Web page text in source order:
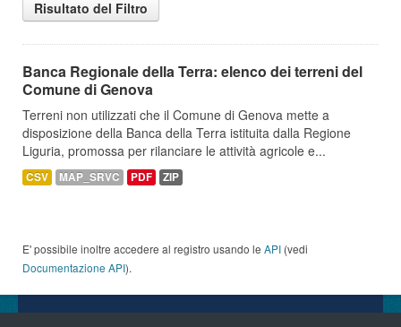
Risultato del Filtro
Banca Regionale della Terra: elenco dei terreni del
Comune di Genova
Terreni non utilizzati che il Comune di Genova mette a
disposizione della Banca della Terra istituita dalla Regione
Liguria, promossa per rilanciare le attività agricole e...
CSV MAP_SRVC PDF ZIP
E' possibile inoltre accedere al registro usando le API (vedi
Documentazione API).